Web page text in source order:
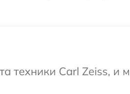
Carl Zeiss, и